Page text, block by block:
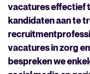
vacatures effectief
kandidaten aan te
vacatures in zorg
bespreken we